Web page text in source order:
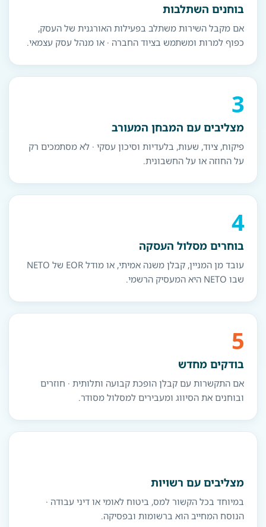
בוחנים השתלבות
אם מקבל השירות משתלב בפעילות האורגנית של העסק,
כפוף למרות ומשתמש בציוד החברה · או מנהל עסק עצמאי.
3
מצליבים עם המבחן המעורב
פיקוח, ציוד, שעות, בלעדיות וסיכון עסקי · לא מסתמכים רק
על החוזה או על החשבונית.
4
בוחרים מסלול העסקה
עובד מן המניין, קבלן משנה אמיתי, או מודל EOR של NETO
שבו NETO היא המעסיק הרשמי.
5
בודקים מחדש
אם התקשרות עם קבלן הופכת קבועה ותלותית · חוזרים
ובוחנים את הסיווג ומעבירים למסלול מסודר.
מצליבים עם רשויות
במיוחד בכל הקשור למס, ביטוח לאומי או דיני עבודה ·
הנוסח המחייב הוא ברשומות ובפסיקה.